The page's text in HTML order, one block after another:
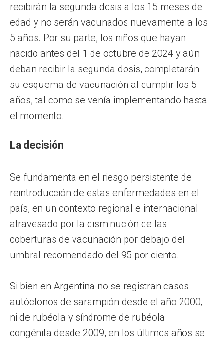
recibirán la segunda dosis a los 15 meses de
edad y no serán vacunados nuevamente a los
5 años. Por su parte, los niños que hayan
nacido antes del 1 de octubre de 2024 y aún
deban recibir la segunda dosis, completarán
su esquema de vacunación al cumplir los 5
años, tal como se venía implementando hasta
el momento.
La decisión
Se fundamenta en el riesgo persistente de
reintroducción de estas enfermedades en el
país, en un contexto regional e internacional
atravesado por la disminución de las
coberturas de vacunación por debajo del
umbral recomendado del 95 por ciento.
Si bien en Argentina no se registran casos
autóctonos de sarampión desde el año 2000,
ni de rubéola y síndrome de rubéola
congénita desde 2009, en los últimos años se